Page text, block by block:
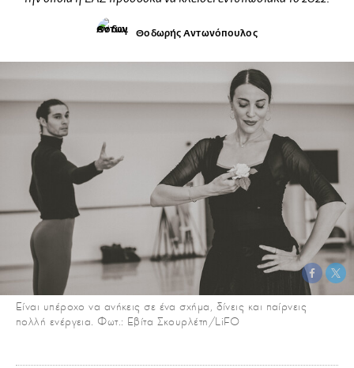
Θοδωρής Αντωνόπουλος
Είναι υπέροχο να ανήκεις σε ένα σχήμα, δίνεις και παίρνεις
πολλή ενέργεια. Φωτ.: Εβίτα Σκουρλέτη/LiFO